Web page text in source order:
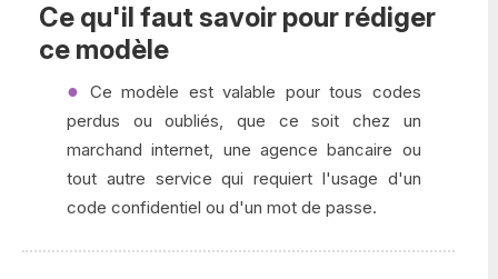
Ce qu'il faut savoir pour rédiger
ce modèle
Ce modèle est valable pour tous codes
perdus ou oubliés, que ce soit chez un
marchand internet, une agence bancaire ou
tout autre service qui requiert l'usage d'un
code confidentiel ou d'un mot de passe.